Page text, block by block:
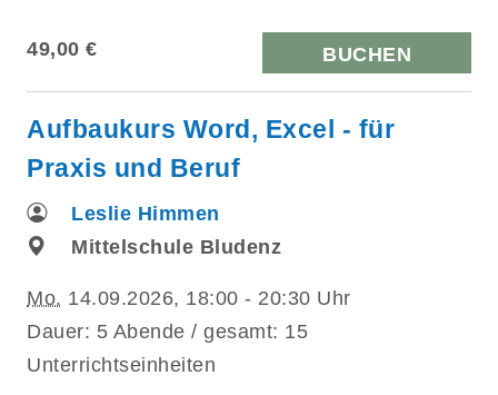
49,00 € BUCHEN
Aufbaukurs Word, Excel - für
Praxis und Beruf
Leslie Himmen
Mittelschule Bludenz
Mo. 14.09.2026, 18:00 - 20:30 Uhr
Dauer: 5 Abende / gesamt: 15
Unterrichtseinheiten